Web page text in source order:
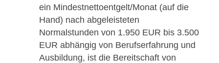
ein Mindestnettoentgelt/Monat (auf die
Hand) nach abgeleisteten
Normalstunden von 1.950 EUR bis 3.500
EUR abhängig von Berufserfahrung und
Ausbildung, ist die Bereitschaft von